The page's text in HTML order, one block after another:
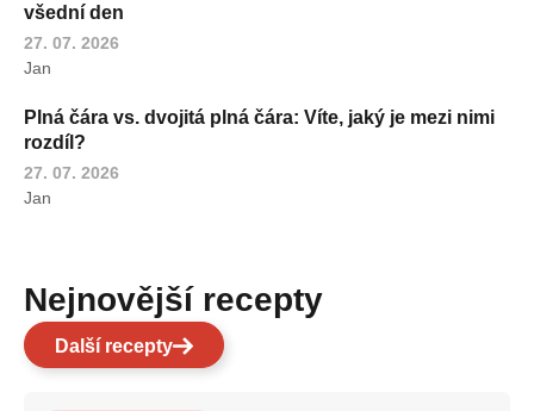
všední den
27. 07. 2026
Jan
Plná čára vs. dvojitá plná čára: Víte, jaký je mezi nimi
rozdíl?
27. 07. 2026
Jan
Nejnovější recepty
Další recepty